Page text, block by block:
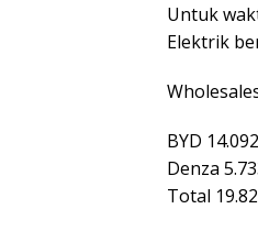
Untuk
Elektrik
BYD
Denza
Total